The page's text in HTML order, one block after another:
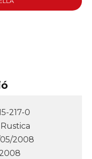
217-0
Rustica
2008
2008